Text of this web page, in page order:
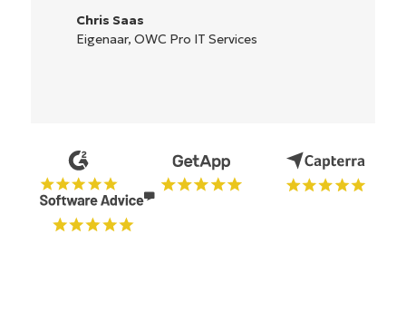
Ryan Reiffenberger